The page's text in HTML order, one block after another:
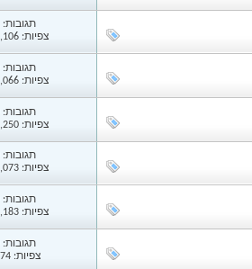
תגובות: 1
צפיות: 1,106
תגובות: 0
צפיות: 1,066
תגובות: 0
צפיות: 1,250
תגובות: 0
צפיות: 1,073
תגובות: 0
צפיות: 1,183
תגובות: 0
צפיות: 874